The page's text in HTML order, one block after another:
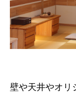
壁や天井やオリ